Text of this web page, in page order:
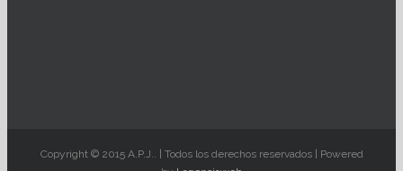
Copyright © 2015 A.P.J.. | Todos los derechos reservados | Powered